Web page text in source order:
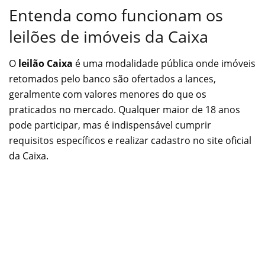
Entenda como funcionam os
leilões de imóveis da Caixa
O leilão Caixa é uma modalidade pública onde imóveis
retomados pelo banco são ofertados a lances,
geralmente com valores menores do que os
praticados no mercado. Qualquer maior de 18 anos
pode participar, mas é indispensável cumprir
requisitos específicos e realizar cadastro no site oficial
da Caixa.